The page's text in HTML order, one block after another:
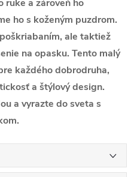
ruke a zároveň ho
ho s koženým puzdrom.
ale taktiež
na opasku. Tento malý
každého dobrodruha,
a štýlový design.
a vyrazte do sveta s